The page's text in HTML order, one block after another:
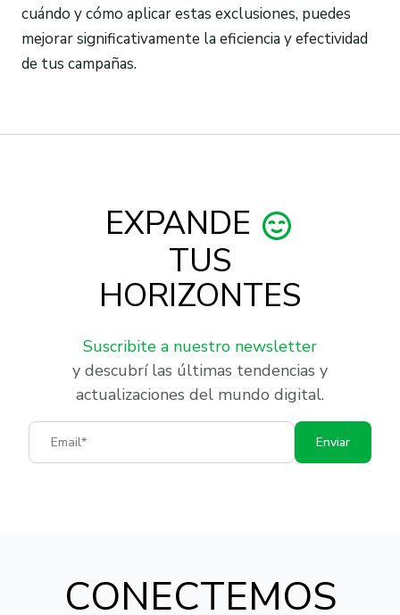
cuándo y cómo aplicar estas exclusiones, puedes
mejorar significativamente la eficiencia y efectividad
de tus campañas.
EXPANDE
TUS
HORIZONTES
Suscribite a nuestro newsletter
y descubrí las últimas tendencias y
actualizaciones del mundo digital.
Email
Enviar
CONECTEMOS